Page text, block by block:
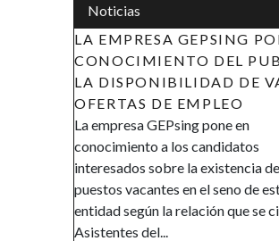
Noticias
LA EMPRESA GEPSING
CONOCIMIENTO DEL
LA DISPONIBILIDAD DE
OFERTAS DE EMPLEO
La empresa GEPsing pone en
conocimiento a los candidatos
interesados sobre la existencia
puestos vacantes en el seno de
entidad según la relación que se
Asistentes del...